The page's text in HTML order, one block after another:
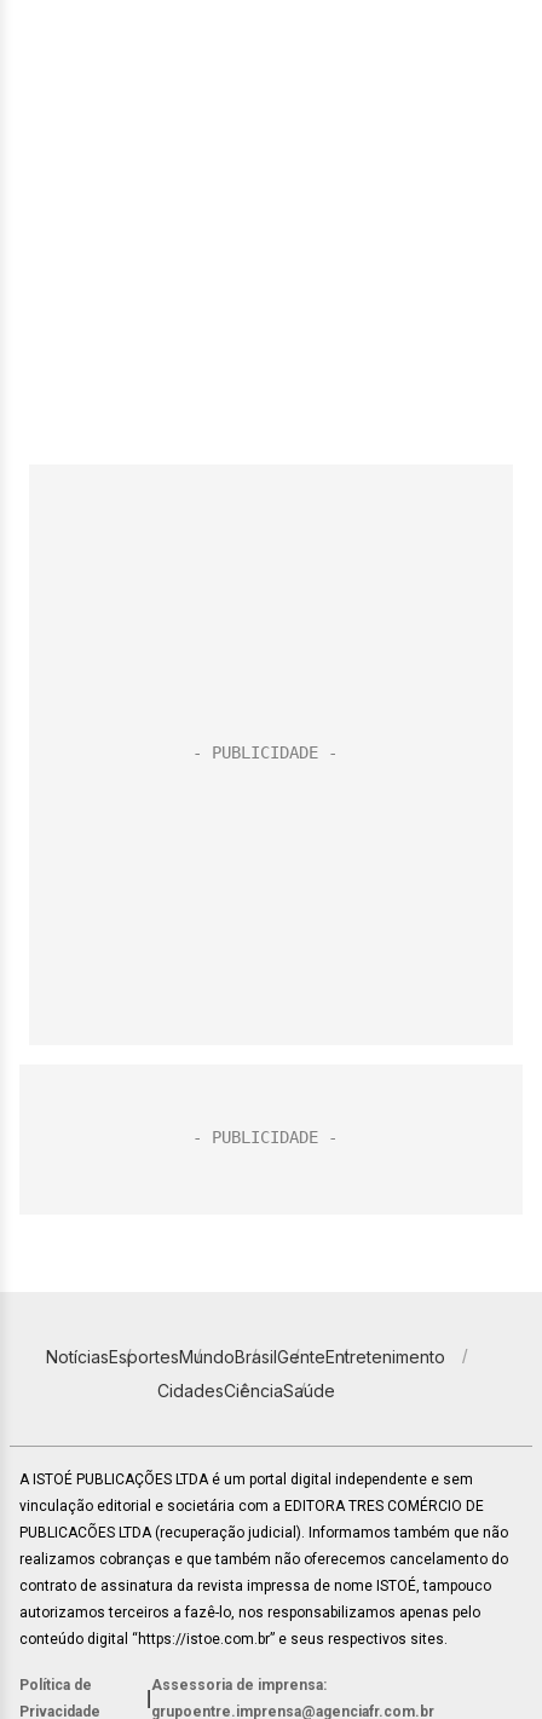
NotíciasEsportesMundoBrasilGenteEntretenimento
CidadesCiênciaSaúde
A ISTOÉ PUBLICAÇÕES LTDA é um portal digital independente e sem
vinculação editorial e societária com a EDITORA TRES COMÉRCIO DE
PUBLICACÕES LTDA (recuperação judicial). Informamos também que não
realizamos cobranças e que também não oferecemos cancelamento do
contrato de assinatura da revista impressa de nome ISTOÉ, tampouco
autorizamos terceiros a fazê-lo, nos responsabilizamos apenas pelo
conteúdo digital “https://istoe.com.br” e seus respectivos sites.
Política de
Privacidade
Assessoria de imprensa:
grupoentre.imprensa@agenciafr.com.br